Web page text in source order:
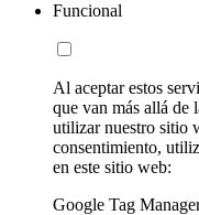
Funcional
Al aceptar estos
que van más allá de
utilizar nuestro sitio
consentimiento,
en este sitio web:
Google Tag